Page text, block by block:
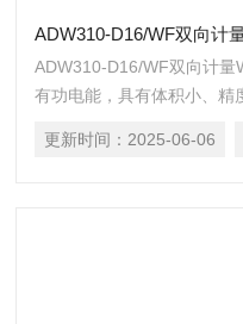
ADW310-D16/WF双向计
ADW310-D16/WF双向计量
有功电能，具有体积小、精
增加了外置互感器的电流
更新时间： 2025-06-06